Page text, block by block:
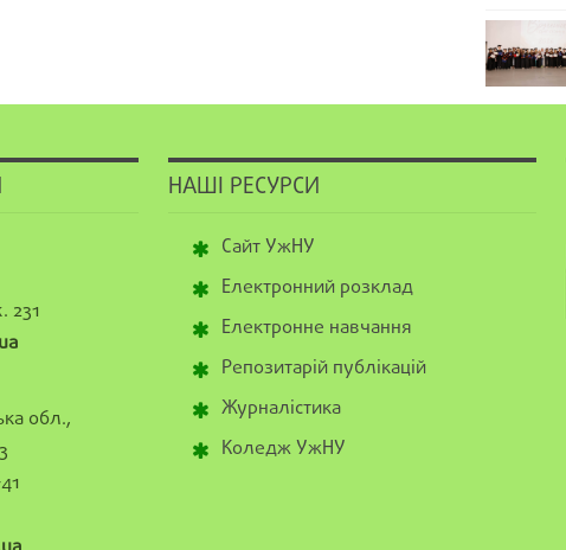
231
обл.,
НАШІ РЕСУРСИ
Сайт УжНУ
Електронний розклад
Електронне навчання
Репозитарій публікацій
Журналістика
Коледж УжНУ